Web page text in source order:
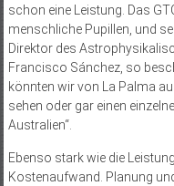
schon eine Leistung. Das
menschliche Pupillen, und
Direktor des
Francisco Sánchez, so
könnten wir von La Palma
sehen oder gar einen
Australien“.
Ebenso stark wie die
Kostenaufwand. Planung